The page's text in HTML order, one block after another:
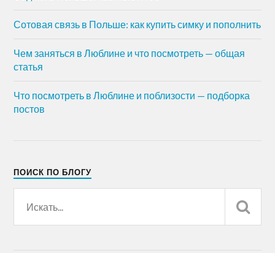
Сотовая связь в Польше: как купить симку и пополнить
Чем заняться в Люблине и что посмотреть — общая
статья
Что посмотреть в Люблине и поблизости — подборка
постов
ПОИСК ПО БЛОГУ